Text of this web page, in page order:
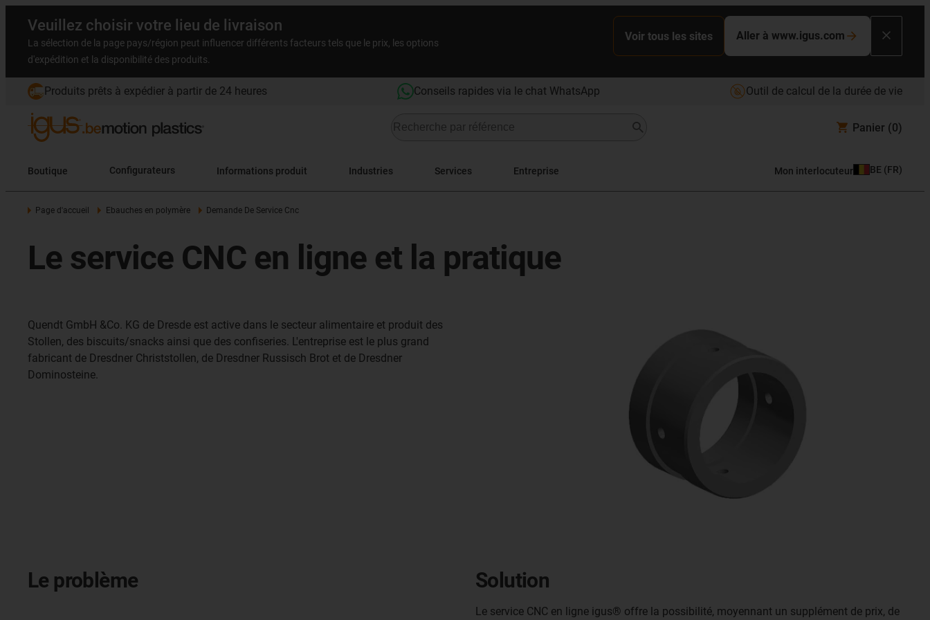
Veuillez choisir votre lieu de livraison
La sélection de la page pays/région peut influencer différents facteurs tels que le prix, les options
d'expédition et la disponibilité des produits.
Voir tous les sites Aller à www.igus.com
Produits prêts à expédier à partir de 24 heures Conseils rapides via le chat WhatsApp Outil de calcul de la durée de vie
Panier (0)
Boutique Configurateurs Informations produit Industries Services Entreprise Mon interlocuteur BE (FR)
Page d'accueil Ebauches en polymère Demande De Service Cnc
Le service CNC en ligne et la pratique
Quendt GmbH &Co. KG de Dresde est active dans le secteur alimentaire et produit des
Stollen, des biscuits/snacks ainsi que des confiseries. L'entreprise est le plus grand
fabricant de Dresdner Christstollen, de Dresdner Russisch Brot et de Dresdner
Dominosteine.
Le problème Solution
Le service CNC en ligne igus® offre la possibilité, moyennant un supplément de prix, de